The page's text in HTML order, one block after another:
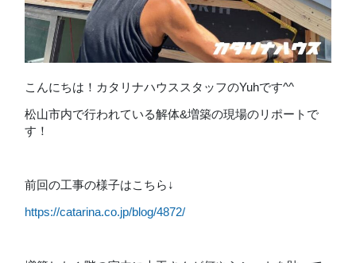
こんにちは！カタリナハウススタッフのYuhです^^
松山市内で行われている解体&増築の現場のリポートで
す！
前回の工事の様子はこちら↓
https://catarina.co.jp/blog/4872/